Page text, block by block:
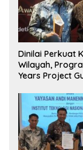
Dinilai Perkuat
Wilayah,
Years Project